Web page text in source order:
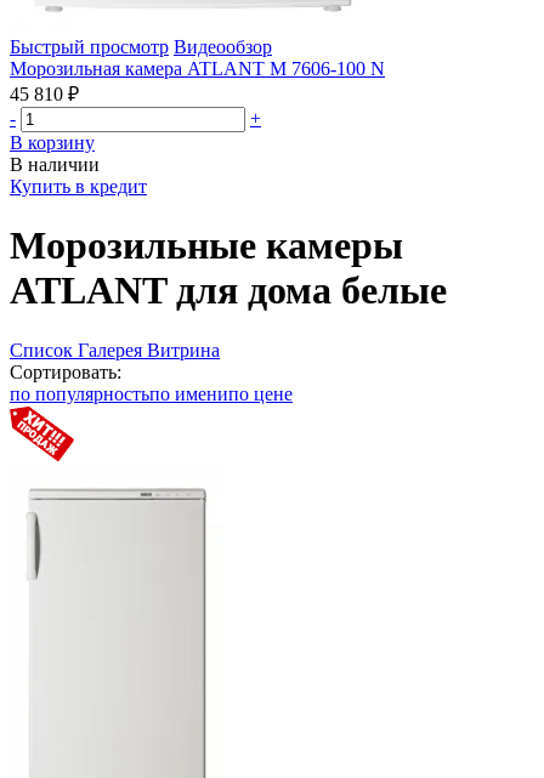
Быстрый просмотр Видеообзор
Морозильная камера ATLANT М 7606-100 N
45 810 ₽
-
+
В корзину
В наличии
Купить в кредит
Морозильные камеры
ATLANT для дома белые
Список Галерея Витрина
Сортировать:
по популярностьпо именипо цене